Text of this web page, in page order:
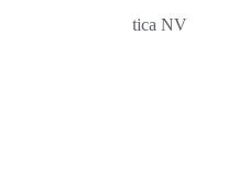
tica NV